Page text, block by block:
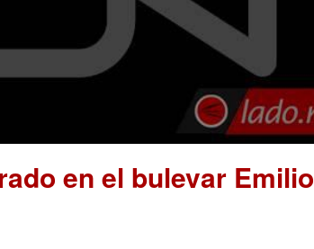
en el bulevar Emilio